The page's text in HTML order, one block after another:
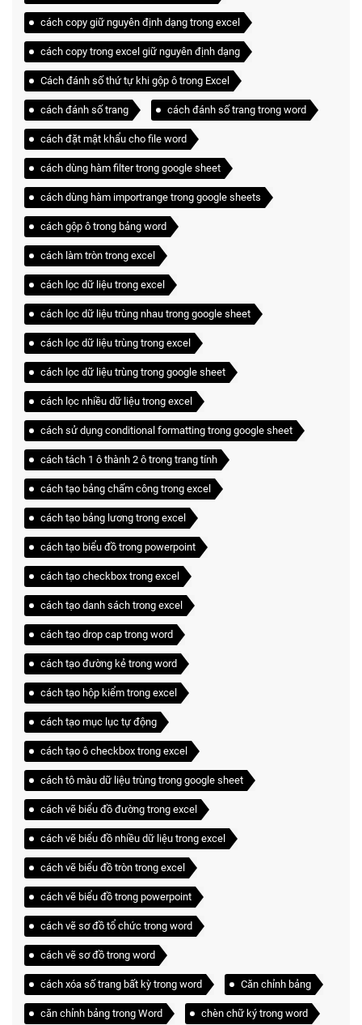
cách copy giữ nguyên định dạng trong excel
cách copy trong excel giữ nguyên định dạng
Cách đánh số thứ tự khi gộp ô trong Excel
cách đánh số trang cách đánh số trang trong word
cách đặt mật khẩu cho file word
cách dùng hàm filter trong google sheet
cách dùng hàm importrange trong google sheets
cách gộp ô trong bảng word
cách làm tròn trong excel
cách lọc dữ liệu trong excel
cách lọc dữ liệu trùng nhau trong google sheet
cách lọc dữ liệu trùng trong excel
cách lọc dữ liệu trùng trong google sheet
cách lọc nhiều dữ liệu trong excel
cách sử dụng conditional formatting trong google sheet
cách tách 1 ô thành 2 ô trong trang tính
cách tạo bảng chấm công trong excel
cách tạo bảng lương trong excel
cách tạo biểu đồ trong powerpoint
cách tạo checkbox trong excel
cách tạo danh sách trong excel
cách tạo drop cap trong word
cách tạo đường kẻ trong word
cách tạo hộp kiểm trong excel
cách tạo mục lục tự động
cách tạo ô checkbox trong excel
cách tô màu dữ liệu trùng trong google sheet
cách vẽ biểu đồ đường trong excel
cách vẽ biểu đồ nhiều dữ liệu trong excel
cách vẽ biểu đồ tròn trong excel
cách vẽ biểu đồ trong powerpoint
cách vẽ sơ đồ tổ chức trong word
cách vẽ sơ đồ trong word
cách xóa số trang bất kỳ trong word Căn chỉnh bảng
căn chỉnh bảng trong Word chèn chữ ký trong word